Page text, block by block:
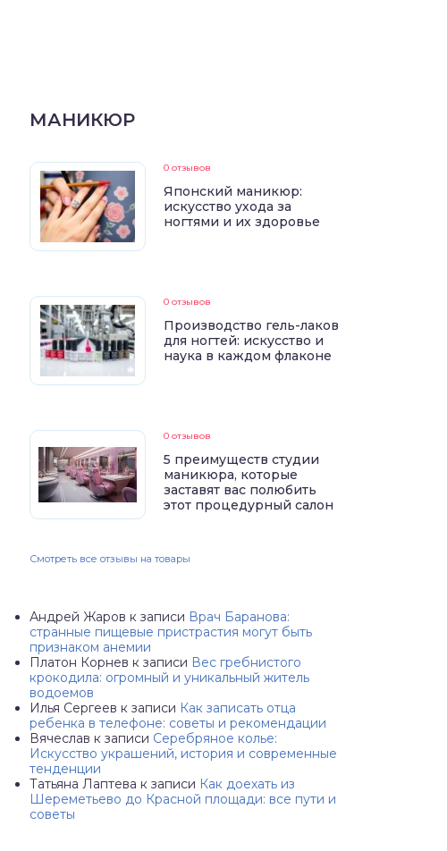
МАНИКЮР
0 отзывов
Японский маникюр:
искусство ухода за
ногтями и их здоровье
0 отзывов
Производство гель-лаков
для ногтей: искусство и
наука в каждом флаконе
0 отзывов
5 преимуществ студии
маникюра, которые
заставят вас полюбить
этот процедурный салон
Смотреть все отзывы на товары
Андрей Жаров к записи Врач Баранова:
странные пищевые пристрастия могут быть
признаком анемии
Платон Корнев к записи Вес гребнистого
крокодила: огромный и уникальный житель
водоемов
Илья Сергеев к записи Как записать отца
ребенка в телефоне: советы и рекомендации
Вячеслав к записи Серебряное колье:
Искусство украшений, история и современные
тенденции
Татьяна Лаптева к записи Как доехать из
Шереметьево до Красной площади: все пути и
советы